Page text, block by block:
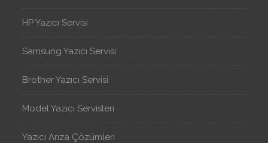
HP Yazıcı Servisi
Samsung Yazıcı Servisi
Brother Yazıcı Servisi
Model Yazıcı Servisleri
Yazıcı Arıza Çözümleri